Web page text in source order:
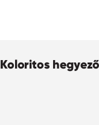
Koloritos hegyező